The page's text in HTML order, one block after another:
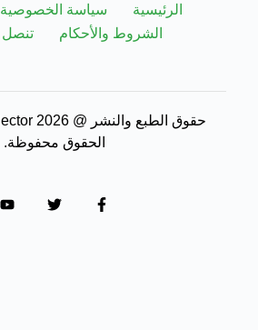
الرئيسية سياسة الخصوصية
الشروط والأحكام
تنصل
الحقوق محفوظة.